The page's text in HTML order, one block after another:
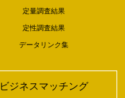
定量調査結果
定性調査結果
データリンク集
ビジネスマッチング